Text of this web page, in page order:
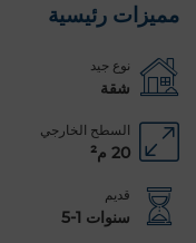
مميزات رئيسية
نوع جيد
شقة
السطح الخارجي
20 م²
قديم
سنوات 1-5